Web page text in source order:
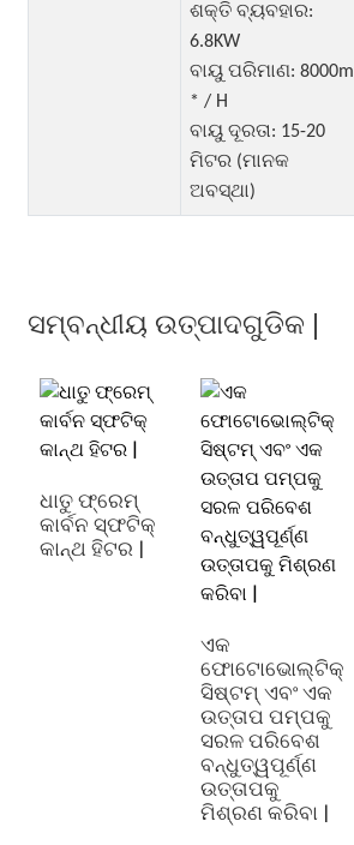
ଶକ୍ତି ବ୍ୟବହାର:
6.8KW
ବାୟୁ ପରିମାଣ: 8000m
* / H
ବାୟୁ ଦୂରତା: 15-20
ମିଟର (ମାନକ
ଅବସ୍ଥା)
ସମ୍ବନ୍ଧୀୟ ଉତ୍ପାଦଗୁଡିକ |
ଧାତୁ ଫ୍ରେମ୍
କାର୍ବନ ସ୍ଫଟିକ୍
କାନ୍ଥ ହିଟର |
ଏକ
ଫୋଟୋଭୋଲ୍ଟିକ୍
ସିଷ୍ଟମ୍ ଏବଂ ଏକ
ଉତ୍ତାପ ପମ୍ପକୁ
ସରଳ ପରିବେଶ
ବନ୍ଧୁତ୍ୱପୂର୍ଣ୍ଣ
ଉତ୍ତାପକୁ
ମିଶ୍ରଣ କରିବା |